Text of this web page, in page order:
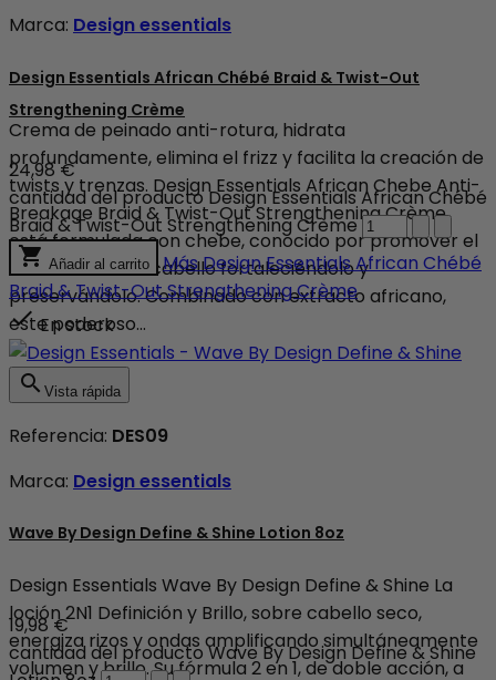
Marca: Design essentials
Design Essentials African Chébé Braid & Twist-Out
Strengthening Crème
Crema de peinado anti-rotura, hidrata
profundamente, elimina el frizz y facilita la creación de
twists y trenzas. Design Essentials African Chebe Anti-
Breakage Braid & Twist-Out Strengthening Crème
está formulada con chebe, conocido por promover el
crecimiento del cabello fortaleciéndolo y
preservándolo. Combinado con extracto africano,
este poderoso...
24,98 €
cantidad del producto Design Essentials African Chébé
Braid & Twist-Out Strengthening Crème
 Añadir al carrito MásDesign Essentials African Chébé
Braid & Twist-Out Strengthening Crème
En stock
 Vista rápida
Referencia: DES09
Marca: Design essentials
Wave By Design Define & Shine Lotion 8oz
Design Essentials Wave By Design Define & Shine La
loción 2N1 Definición y Brillo, sobre cabello seco,
energiza rizos y ondas amplificando simultáneamente
volumen y brillo. Su fórmula 2 en 1, de doble acción, a
19,98 €
cantidad del producto Wave By Design Define & Shine